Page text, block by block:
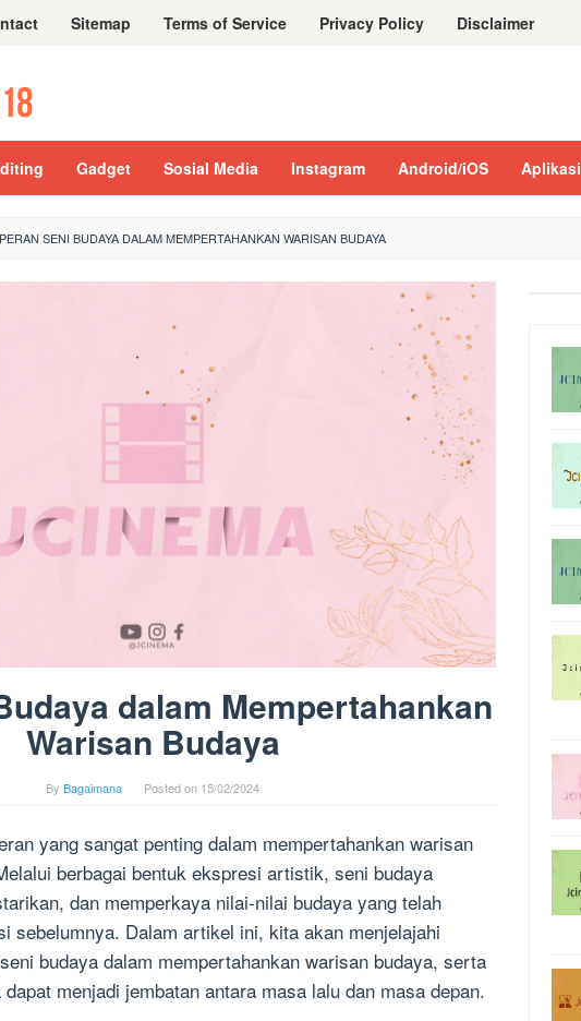
Sitemap Terms of Service Privacy Policy Disclaimer
Gadget Sosial Media Instagram Android/iOS Aplikasi
PERAN SENI BUDAYA DALAM MEMPERTAHANKAN WARISAN BUDAYA
dalam Mempertahankan
Warisan Budaya
By Bagaimana Posted on 15/02/2024
yang sangat penting dalam mempertahankan warisan
berbagai bentuk ekspresi artistik, seni budaya
dan memperkaya nilai-nilai budaya yang telah
sebelumnya. Dalam artikel ini, kita akan menjelajahi
budaya dalam mempertahankan warisan budaya, serta
menjadi jembatan antara masa lalu dan masa depan.